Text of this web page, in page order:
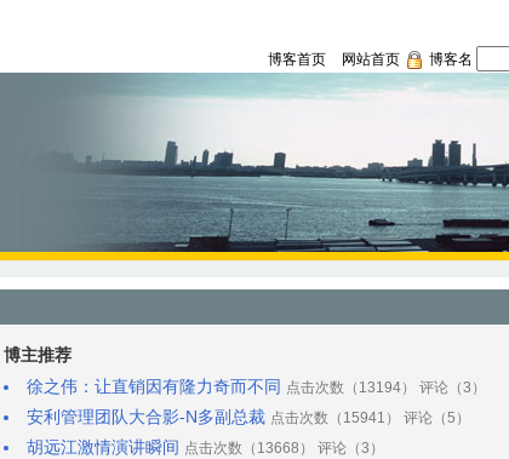
博客首页 网站首页 博客名
博主推荐
徐之伟：让直销因有隆力奇而不同 点击次数（13194） 评论（3）
安利管理团队大合影-N多副总裁 点击次数（15941） 评论（5）
胡远江激情演讲瞬间 点击次数（13668） 评论（3）